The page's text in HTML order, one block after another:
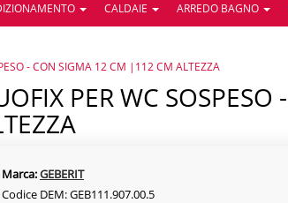
CALDAIE ARREDO BAGNO
- CON SIGMA 12 CM |112 CM ALTEZZA
Marca:GEBERIT
Codice DEM: GEB111.907.00.5